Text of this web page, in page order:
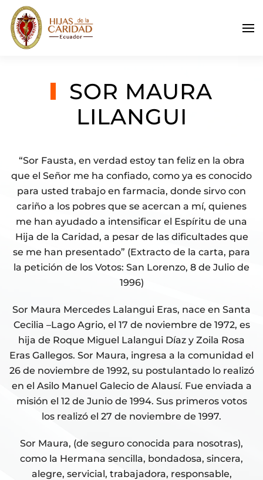
Skip to main content
SOR MAURA
LILANGUI
“Sor Fausta, en verdad estoy tan feliz en la obra
que el Señor me ha confiado, como ya es conocido
para usted trabajo en farmacia, donde sirvo con
cariño a los pobres que se acercan a mí, quienes
me han ayudado a intensificar el Espíritu de una
Hija de la Caridad, a pesar de las dificultades que
se me han presentado” (Extracto de la carta, para
la petición de los Votos: San Lorenzo, 8 de Julio de
1996)
Sor Maura Mercedes Lalangui Eras, nace en Santa
Cecilia –Lago Agrio, el 17 de noviembre de 1972, es
hija de Roque Miguel Lalangui Díaz y Zoila Rosa
Eras Gallegos. Sor Maura, ingresa a la comunidad el
26 de noviembre de 1992, su postulantado lo realizó
en el Asilo Manuel Galecio de Alausí. Fue enviada a
misión el 12 de Junio de 1994. Sus primeros votos
los realizó el 27 de noviembre de 1997.
Sor Maura, (de seguro conocida para nosotras),
como la Hermana sencilla, bondadosa, sincera,
alegre, servicial, trabajadora, responsable,